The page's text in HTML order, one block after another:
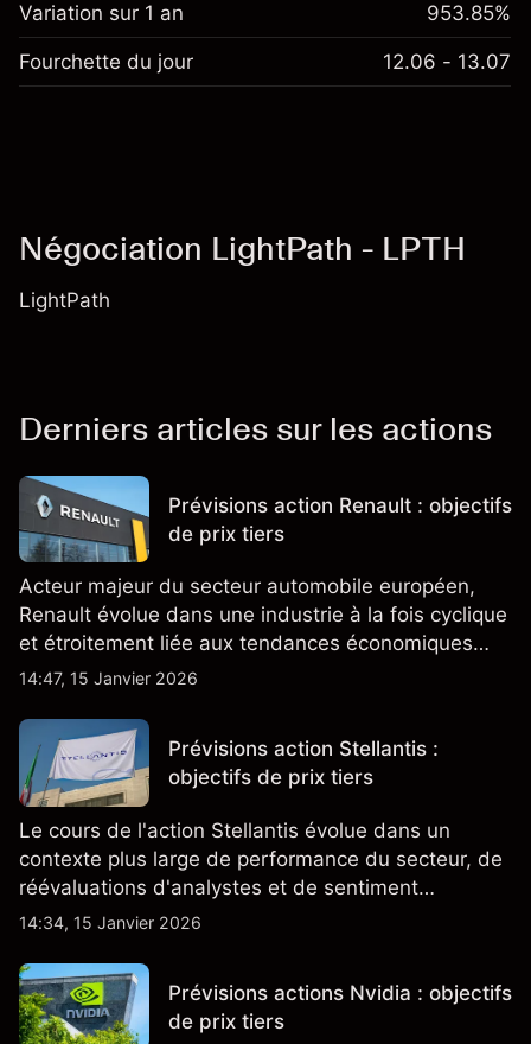
Variation sur 1 an 953.85%
Fourchette du jour 12.06 - 13.07
Négociation LightPath - LPTH
LightPath
Derniers articles sur les actions
Prévisions action Renault : objectifs
de prix tiers
Acteur majeur du secteur automobile européen,
Renault évolue dans une industrie à la fois cyclique
et étroitement liée aux tendances économiques
générales.
14:47, 15 Janvier 2026
Prévisions action Stellantis :
objectifs de prix tiers
Le cours de l'action Stellantis évolue dans un
contexte plus large de performance du secteur, de
réévaluations d'analystes et de sentiment
changeant, qui ensemble aident à comprendre
14:34, 15 Janvier 2026
Prévisions actions Nvidia : objectifs
de prix tiers